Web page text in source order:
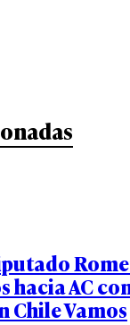
hacia AC
Chile Vamos